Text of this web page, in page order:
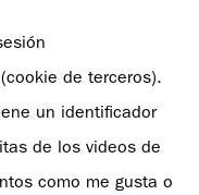
de terceros).
un identificador
de los videos de
como me gusta o